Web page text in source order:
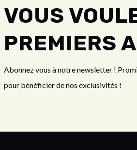
VOUS
PREMIERS
Abonnez vous à notre newsletter !
pour bénéficier de nos exclusivités !